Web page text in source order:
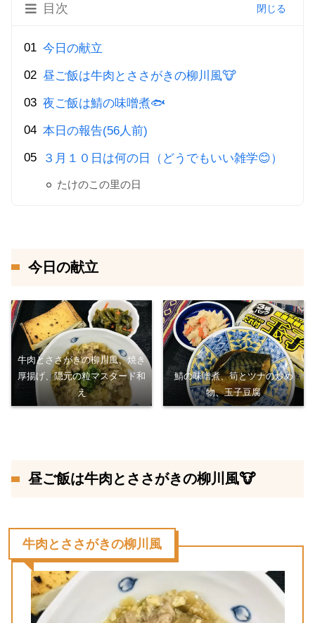
目次
今日の献立
昼ご飯は牛肉とささがきの柳川風🐮
夜ご飯は鯖の味噌煮🐟
本日の報告(56人前)
３月１０日は何の日（どうでもいい雑学😊）
たけのこの里の日
今日の献立
牛肉とささがきの柳川風、焼き
厚揚げ、隠元の粒マスタード和
え
鯖の味噌煮、筍とツナの炒め
物、玉子豆腐
昼ご飯は牛肉とささがきの柳川風🐮
牛肉とささがきの柳川風